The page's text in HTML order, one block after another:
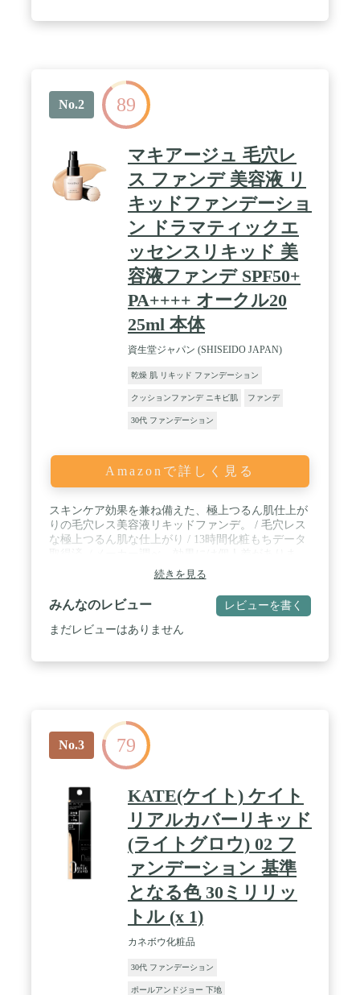
No.2 89
マキアージュ 毛穴レ
ス ファンデ 美容液 リ
キッドファンデーショ
ン ドラマティックエ
ッセンスリキッド 美
容液ファンデ SPF50+
PA++++ オークル20
25ml 本体
資生堂ジャパン (SHISEIDO JAPAN)
乾燥 肌 リキッド ファンデーション
クッションファンデ ニキビ肌 ファンデ
30代 ファンデーション
Amazonで詳しく見る
スキンケア効果を兼ね備えた、極上つるん肌仕上が
りの毛穴レス美容液リキッドファンデ。 / 毛穴レス
な極上つるん肌な仕上がり / 13時間化粧もちデータ
す。） / SPF50+・PA++++ / 浸透型うるおい美容液
によるスキンケア効果
続きを見る
みんなのレビュー レビューを書く
まだレビューはありません
No.3 79
KATE(ケイト) ケイト
リアルカバーリキッド
(ライトグロウ) 02 フ
ァンデーション 基準
となる色 30ミリリッ
トル (x 1)
カネボウ化粧品
30代 ファンデーション
ポールアンドジョー 下地